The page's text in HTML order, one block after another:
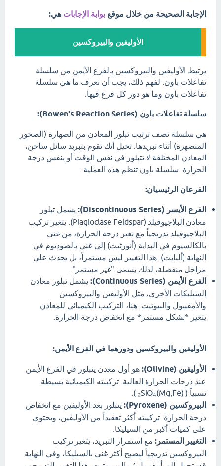
الإجابة الصحيحة من خلال موقع بوابة الإجابات هي:
الأوليفين والبيروكسين
يرتبط الأوليفين والبيروكسين بالفرع الأيمن من سلسلة
تفاعلات باون. لفهم ذلك، يجب أن نعرف ما هي سلسلة
تفاعلات باون وما هو دور كل فرع فيها.
سلسلة تفاعلات باون (Bowen's Reaction Series):
هي سلسلة تصف ترتيب تبلور المعادن من الصهارة (الصخور
المنصهرة) أثناء تبريدها. تخيل أنك تقوم بتبريد سائل ساخن،
المعادن المختلفة لا تتبلور في نفس الوقت أو بنفس درجة
الحرارة. سلسلة باون تنظم هذه العملية.
الفرعان الرئيسيان:
الفرع الأيسر (Discontinuous Series):
يشمل تبلور
معادن البلاجيوفيلد (Plagioclase Feldspar). يتغير تركيب
البلاجيوفيلد تدريجياً مع تغير درجة الحرارة، من غني
بالكالسيوم في البداية (أنورثيت) إلى غني بالصوديوم في
النهاية (ألبايت). هذا التغيير ليس مستمراً، بل يحدث على
مراحل منفصلة، لذلك يسمى "غير مستمر".
الفرع الأيمن (Continuous Series):
يشمل تبلور معادن
السيليكات الأخرى، مثل الأوليفين والبيروكسين
والأمفيبول والبيوتيت. هنا، التركيب الكيميائي للمعادن
يتغير *بشكل مستمر* مع انخفاض درجة الحرارة.
الأوليفين والبيروكسين ودورهما في الفرع الأيمن:
الأوليفين (Olivine):
هو أول معدن يتبلور في الفرع الأيمن
عند درجات الحرارة العالية. تركيبته الكيميائية بسيطة
نسبياً ( (Mg,Fe)₂SiO₄ ).
البيروكسين (Pyroxene):
يتبلور بعد الأوليفين مع انخفاض
درجة الحرارة. تركيبته أكثر تعقيداً من الأوليفين، ويحتوي
على كميات أكبر من السيليكا.
التغيير المستمر: مع استمرار التبريد، يتغير تركيب
البيروكسين تدريجياً ليصبح أكثر غنى بالسيليكا، وفي النهاية